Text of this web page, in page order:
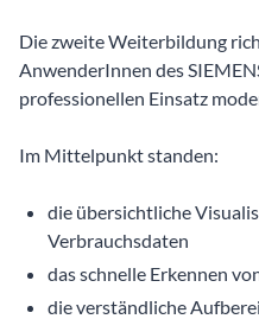
Die zweite Weiterbildung
AnwenderInnen des
professionellen Einsatz
Im Mittelpunkt standen:
die übersichtliche
Verbrauchsdaten
das schnelle Erkennen
die verständliche